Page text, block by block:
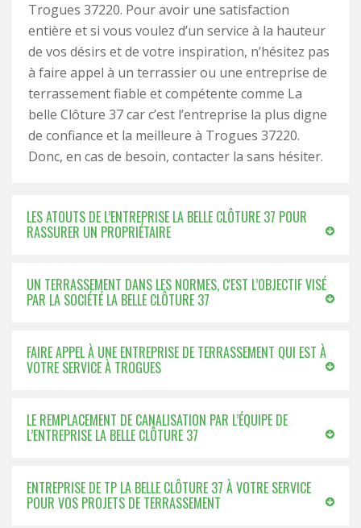
Trogues 37220. Pour avoir une satisfaction
entière et si vous voulez d’un service à la hauteur
de vos désirs et de votre inspiration, n’hésitez pas
à faire appel à un terrassier ou une entreprise de
terrassement fiable et compétente comme La
belle Clôture 37 car c’est l’entreprise la plus digne
de confiance et la meilleure à Trogues 37220.
Donc, en cas de besoin, contacter la sans hésiter.
LES ATOUTS DE L’ENTREPRISE LA BELLE CLÔTURE 37 POUR
RASSURER UN PROPRIÉTAIRE
UN TERRASSEMENT DANS LES NORMES, C'EST L’OBJECTIF VISÉ
PAR LA SOCIÉTÉ LA BELLE CLÔTURE 37
FAIRE APPEL À UNE ENTREPRISE DE TERRASSEMENT QUI EST À
VOTRE SERVICE À TROGUES
LE REMPLACEMENT DE CANALISATION PAR L’ÉQUIPE DE
L’ENTREPRISE LA BELLE CLÔTURE 37
ENTREPRISE DE TP LA BELLE CLÔTURE 37 À VOTRE SERVICE
POUR VOS PROJETS DE TERRASSEMENT